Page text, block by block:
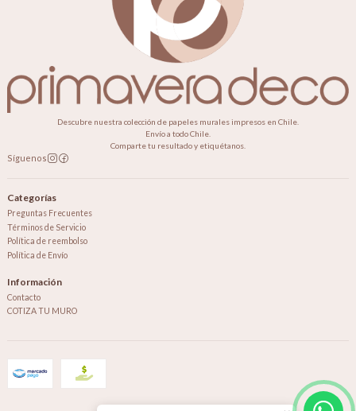
Descubre nuestra colección de papeles murales impresos en Chile.
Envío a todo Chile.
Comparte tu resultado y etiquétanos.
Síguenos
Categorías
Preguntas Frecuentes
Términos de Servicio
Política de reembolso
Política de Envío
Información
Contacto
COTIZA TU MURO